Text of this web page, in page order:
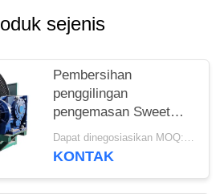
sejenis
Pembersihan
penggilingan
pengemasan Sweet
Potato Starch Machine
Sistem konsentrasi
Dapat dinegosiasikan MOQ:1 set
KONTAK